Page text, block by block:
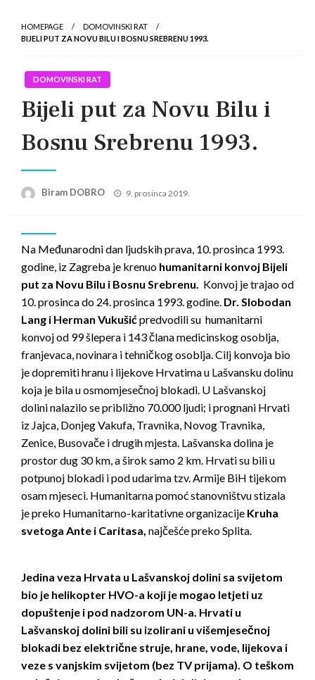
HOMEPAGE
DOMOVINSKI RAT
BIJELI PUT ZA NOVU BILU I BOSNU SREBRENU 1993.
DOMOVINSKI RAT
Bijeli put za Novu Bilu i
Bosnu Srebrenu 1993.
Biram DOBRO
Posted
9. prosinca 2019.
Na Međunarodni dan ljudskih prava, 10. prosinca 1993.
godine, iz Zagreba je krenuo humanitarni konvoj Bijeli
put za Novu Bilu i Bosnu Srebrenu. Konvoj je trajao od
10. prosinca do 24. prosinca 1993. godine. Dr. Slobodan
Lang i Herman Vukušićpredvodili su humanitarni
konvoj od 99 šlepera i 143 člana medicinskog osoblja,
franjevaca, novinara i tehničkog osoblja. Cilj konvoja bio
je dopremiti hranu i lijekove Hrvatima u Lašvansku dolinu
koja je bila u osmomjesečnoj blokadi. U Lašvanskoj
dolini nalazilo se približno 70.000 ljudi; i prognani Hrvati
iz Jajca, Donjeg Vakufa, Travnika, Novog Travnika,
Zenice, Busovače i drugih mjesta. Lašvanska dolina je
prostor dug 30 km, a širok samo 2 km. Hrvati su bili u
potpunoj blokadi i pod udarima tzv. Armije BiH tijekom
osam mjeseci. Humanitarna pomoć stanovništvu stizala
je preko Humanitarno-karitativne organizacije Kruha
svetoga Ante i Caritasa, najčešće preko Splita.
Jedina veza Hrvata u Lašvanskoj dolini sa svijetom
bio je helikopter HVO-a koji je mogao letjeti uz
dopuštenje i pod nadzorom UN-a. Hrvati u
Lašvanskoj dolini bili su izolirani u višemjesečnoj
blokadi bez električne struje, hrane, vode, lijekova i
veze s vanjskim svijetom (bez TV prijama). O teškom